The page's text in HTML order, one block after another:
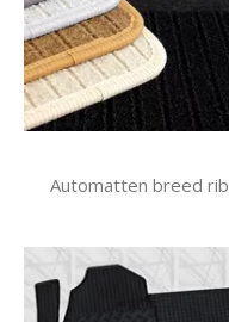
Automatten breed rib